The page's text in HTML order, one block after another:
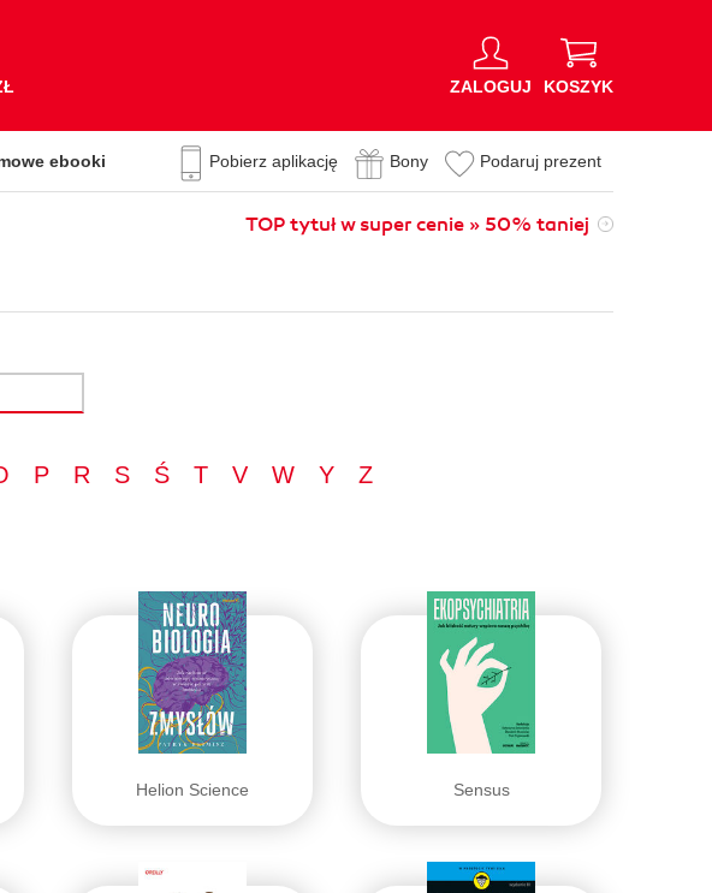
ZALOGUJ KOSZYK
ebooki Pobierz aplikację Bony Podaruj prezent
TOP tytuł w super cenie » 50% taniej
P R S Ś T V W Y Z
Helion Science Sensus